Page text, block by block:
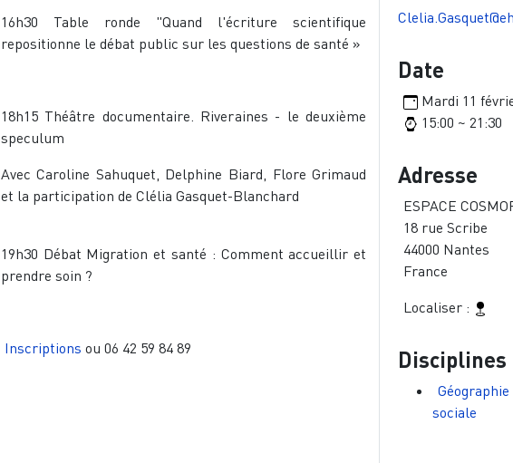
16h30 Table ronde "Quand l'écriture scientifique
repositionne le débat public sur les questions de santé »
18h15 Théâtre documentaire. Riveraines - le deuxième
speculum
Avec Caroline Sahuquet, Delphine Biard, Flore Grimaud
et la participation de Clélia Gasquet-Blanchard
19h30 Débat Migration et santé : Comment accueillir et
prendre soin ?
Inscriptions ou 06 42 59 84 89
Date
Mardi 11
15:00 ~ 21:30
Adresse
ESPACE
18 rue Scribe
44000 Nantes
France
Localiser :
Disciplines
Géographie
sociale